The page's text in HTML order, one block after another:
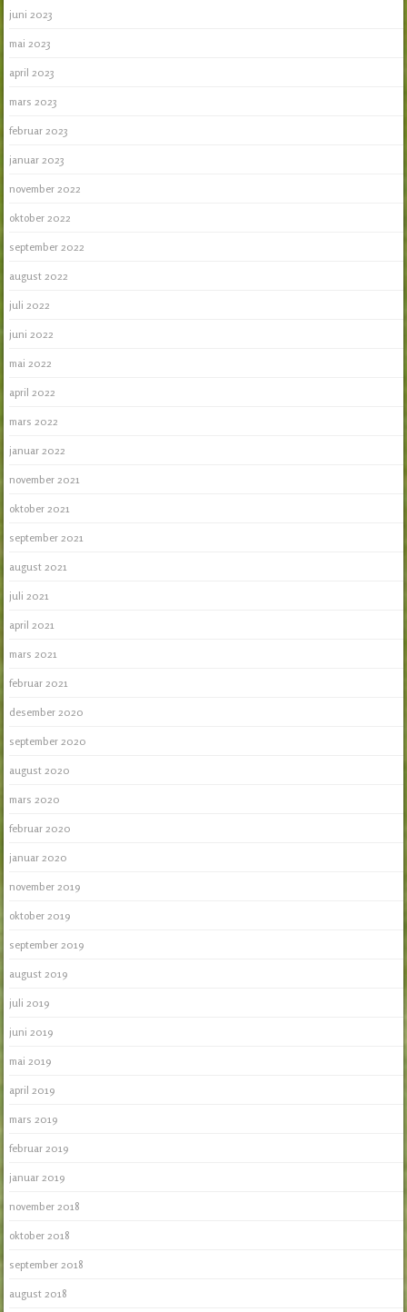
juni 2023
mai 2023
april 2023
mars 2023
februar 2023
januar 2023
november 2022
oktober 2022
september 2022
august 2022
juli 2022
juni 2022
mai 2022
april 2022
mars 2022
januar 2022
november 2021
oktober 2021
september 2021
august 2021
juli 2021
april 2021
mars 2021
februar 2021
desember 2020
september 2020
august 2020
mars 2020
februar 2020
januar 2020
november 2019
oktober 2019
september 2019
august 2019
juli 2019
juni 2019
mai 2019
april 2019
mars 2019
februar 2019
januar 2019
november 2018
oktober 2018
september 2018
august 2018